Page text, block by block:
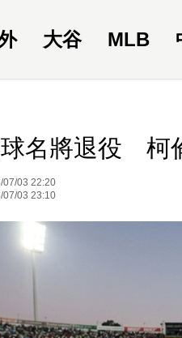
大谷 MLB
名將退役 柯
07/03 22:20
07/03 23:10